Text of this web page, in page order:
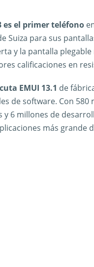
es el primer teléfono
Suiza para sus
y la pantalla
calificaciones en
EMUI 13.1 de
de software. Con
y 6 millones de
más grande